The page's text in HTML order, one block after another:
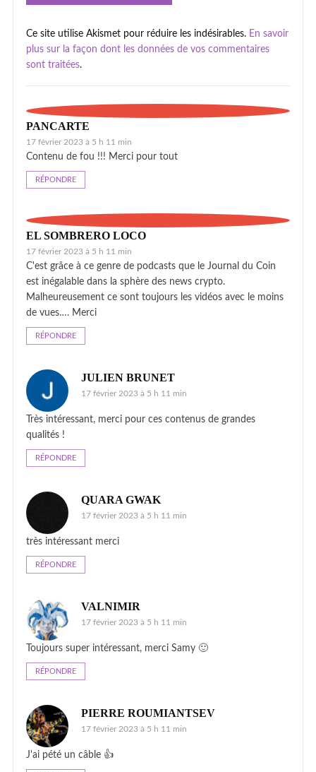
Ce site utilise Akismet pour réduire les indésirables. En savoir
plus sur la façon dont les données de vos commentaires
sont traitées.
PANCARTE
17 février 2023 à 5 h 11 min
Contenu de fou !!! Merci pour tout
RÉPONDRE
EL SOMBRERO LOCO
17 février 2023 à 5 h 11 min
C'est grâce à ce genre de podcasts que le Journal du Coin
est inégalable dans la sphère des news crypto.
Malheureusement ce sont toujours les vidéos avec le moins
de vues…. Merci
RÉPONDRE
JULIEN BRUNET
17 février 2023 à 5 h 11 min
Très intéressant, merci pour ces contenus de grandes
qualités !
RÉPONDRE
QUARA GWAK
17 février 2023 à 5 h 11 min
très intéressant merci
RÉPONDRE
VALNIMIR
17 février 2023 à 5 h 11 min
Toujours super intéressant, merci Samy 🙂
RÉPONDRE
PIERRE ROUMIANTSEV
17 février 2023 à 5 h 11 min
J'ai pété un câble 👍